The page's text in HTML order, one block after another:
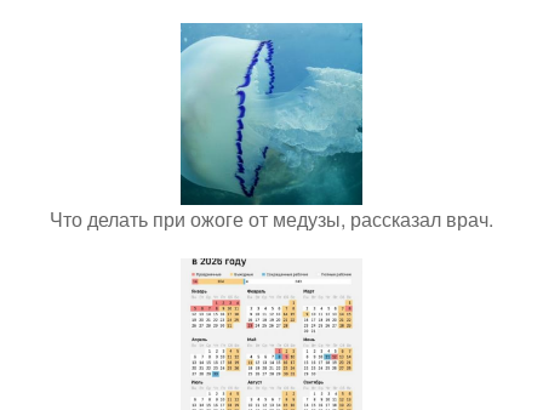
Что делать при ожоге от медузы, рассказал врач.